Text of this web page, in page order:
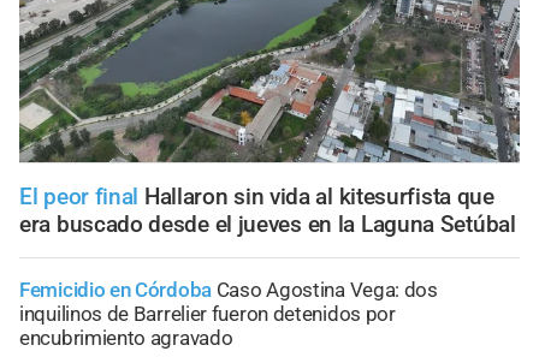
El peor final Hallaron sin vida al kitesurfista que
era buscado desde el jueves en la Laguna Setúbal
Femicidio en Córdoba Caso Agostina Vega: dos
inquilinos de Barrelier fueron detenidos por
encubrimiento agravado